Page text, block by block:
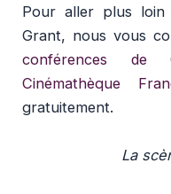
Pour aller plus loin
Grant, nous vous
conférences
Cinémathèque
gratuitement.
La